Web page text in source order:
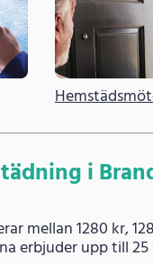
i
mellan 1280 kr,
erbjuder upp till